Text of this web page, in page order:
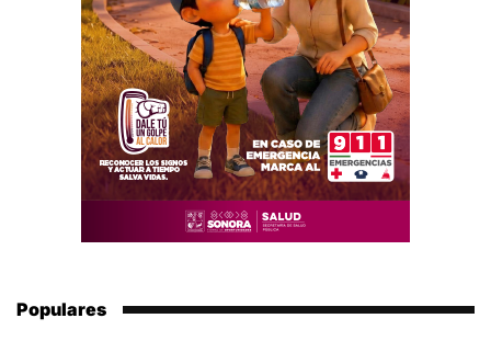
Populares